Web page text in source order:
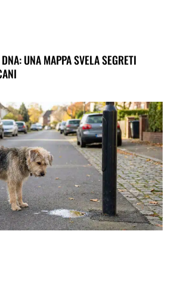
UNA MAPPA SVELA SEGRETI